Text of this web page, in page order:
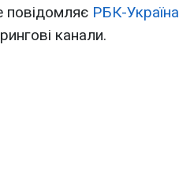
повідомляє РБК-Україна
канали.